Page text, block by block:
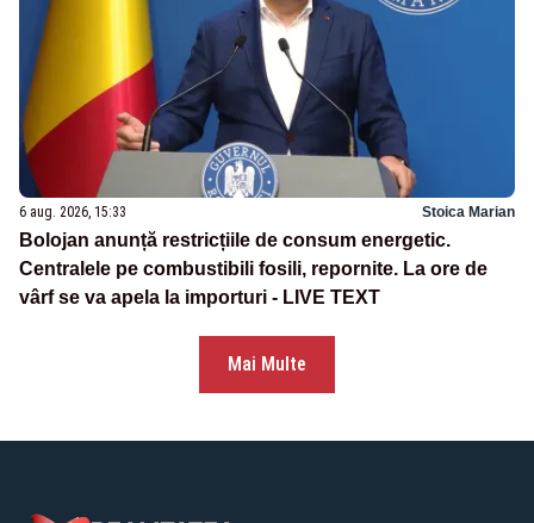
6 aug. 2026, 15:33 Stoica Marian
Bolojan anunță restricțiile de consum energetic.
Centralele pe combustibili fosili, repornite. La ore de
vârf se va apela la importuri - LIVE TEXT
Mai Multe